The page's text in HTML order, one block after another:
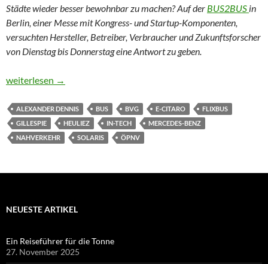
Städte wieder besser bewohnbar zu machen? Auf der BUS2BUS in
Berlin, einer Messe mit Kongress- und Startup-Komponenten,
versuchten Hersteller, Betreiber, Verbraucher und Zukunftsforscher
von Dienstag bis Donnerstag eine Antwort zu geben.
15 Hackis und 15 Schlenkis
weiterlesen →
ALEXANDER DENNIS BUS BVG E-CITARO
FLIXBUS
GILLESPIE
HEULIEZ IN-TECH
MERCEDES-BENZ
NAHVERKEHR
SOLARIS ÖPNV
NEUESTE ARTIKEL
Ein Reiseführer für die Tonne
27. November 2025